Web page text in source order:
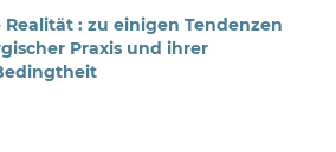
: zu einigen Tendenzen
Praxis und ihrer